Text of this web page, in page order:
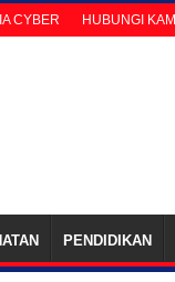
CYBER HUBUNGI KAMI
PENDIDIKAN